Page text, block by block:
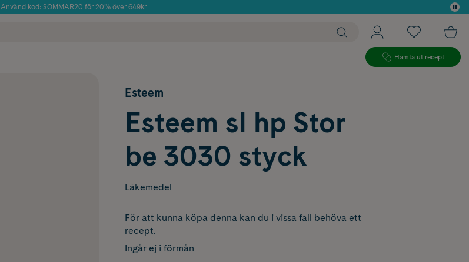
Använd kod: SOMMAR20 för 20% över 649kr
Hämta ut recept
Esteem
Esteem sl hp Stor
be 3030 styck
Läkemedel
För att kunna köpa denna kan du i vissa fall behöva ett
recept.
Ingår ej i förmån